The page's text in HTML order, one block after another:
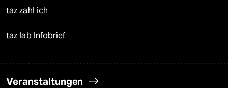
taz zahl ich
taz lab Infobrief
Veranstaltungen